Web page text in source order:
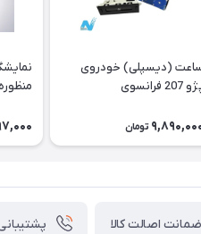
ساعت (دیسپلی) خودروی
207 فرانسوی
تومان
ضمانت اصالت کالا پشتیبانی ۲۴